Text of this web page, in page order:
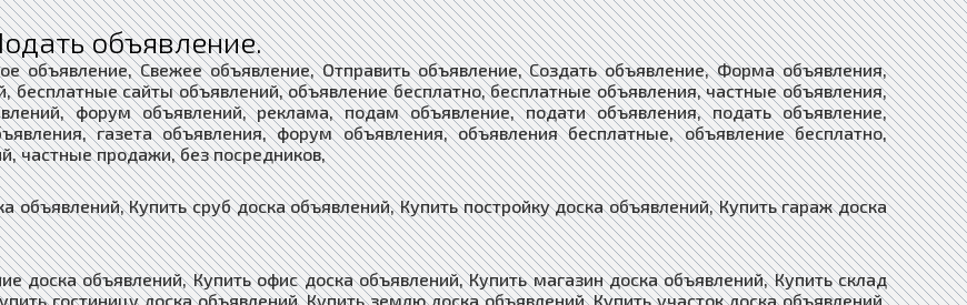
объявление.
объявление, Свежее объявление, Отправить объявление, Создать объявление, Форма объявления,
бесплатные сайты объявлений, объявление бесплатно, бесплатные объявления, частные объявления,
форум объявлений, реклама, подам объявление, подати объявления, подать объявление,
газета объявления, форум объявления, объявления бесплатные, объявление бесплатно,
частные продажи, без посредников,
объявлений, Купить сруб доска объявлений, Купить постройку доска объявлений, Купить гараж доска
доска объявлений, Купить офис доска объявлений, Купить магазин доска объявлений, Купить склад
гостиницу доска объявлений, Купить землю доска объявлений, Купить участок доска объявлений,